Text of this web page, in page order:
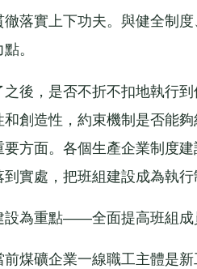
實上下功夫。與健全制度
。
，是否不折不扣地執行到
創造性，約束機制是否能
方面。各個生產企業制度
實處，把班組建設成為執行
為重點——全面提高班組成
礦企業一線職工主體是新